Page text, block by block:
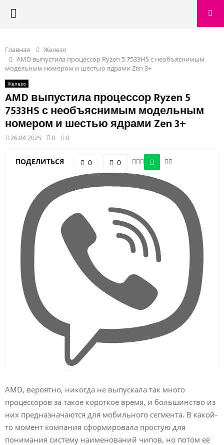
PRIMARY
Главная
Железо
AMD выпустила процессор Ryzen 5 7533HS с необъяснимым
модельным номером и шестью ядрами Zen 3+
Железо
AMD выпустила процессор Ryzen 5
7533HS с необъяснимым модельным
номером и шестью ядрами Zen 3+
26.04.2025 0 0
ПОДЕЛИТЬСЯ 0 0
AMD, вероятно, никогда не выпускала так много
процессоров за такое короткое время, и большинство из
них предназначаются для мобильного сегмента. В какой-
то момент компания сформировала простую для
понимания систему наименований чипов, но потом её